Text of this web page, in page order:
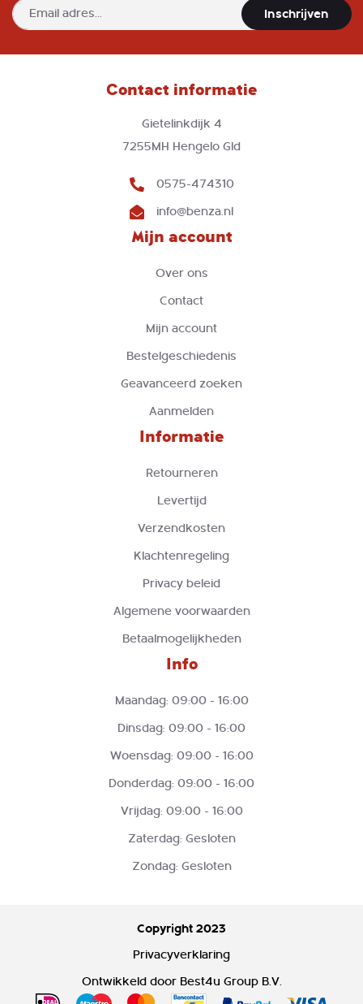
Abonneer
u
onze
Inschrijven
Contact informatie
Gietelinkdijk 4
7255MH Hengelo Gld
0575-474310
info@benza.nl
Mijn account
Over ons
Contact
Mijn account
Bestelgeschiedenis
Geavanceerd zoeken
Aanmelden
Informatie
Retourneren
Levertijd
Verzendkosten
Klachtenregeling
Privacy beleid
Algemene voorwaarden
Betaalmogelijkheden
Info
Maandag: 09:00 - 16:00
Dinsdag: 09:00 - 16:00
Woensdag: 09:00 - 16:00
Donderdag: 09:00 - 16:00
Vrijdag: 09:00 - 16:00
Zaterdag: Gesloten
Zondag: Gesloten
Copyright 2023
Privacyverklaring
Ontwikkeld door Best4u Group B.V.